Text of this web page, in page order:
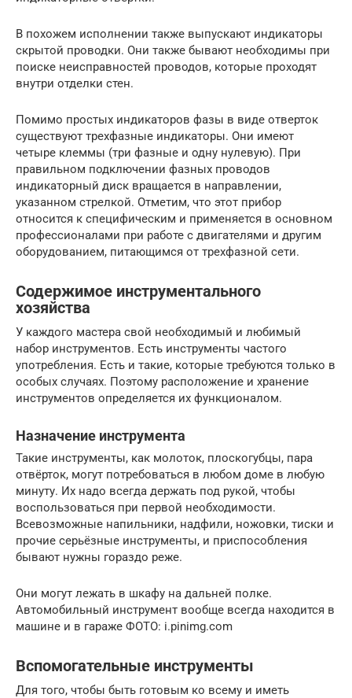
В похожем исполнении также выпускают индикаторы
скрытой проводки. Они также бывают необходимы при
поиске неисправностей проводов, которые проходят
внутри отделки стен.
Помимо простых индикаторов фазы в виде отверток
существуют трехфазные индикаторы. Они имеют
четыре клеммы (три фазные и одну нулевую). При
правильном подключении фазных проводов
индикаторный диск вращается в направлении,
указанном стрелкой. Отметим, что этот прибор
относится к специфическим и применяется в основном
профессионалами при работе с двигателями и другим
оборудованием, питающимся от трехфазной сети.
Содержимое инструментального
хозяйства
У каждого мастера свой необходимый и любимый
набор инструментов. Есть инструменты частого
употребления. Есть и такие, которые требуются только в
особых случаях. Поэтому расположение и хранение
инструментов определяется их функционалом.
Назначение инструмента
Такие инструменты, как молоток, плоскогубцы, пара
отвёрток, могут потребоваться в любом доме в любую
минуту. Их надо всегда держать под рукой, чтобы
воспользоваться при первой необходимости.
Всевозможные напильники, надфили, ножовки, тиски и
прочие серьёзные инструменты, и приспособления
бывают нужны гораздо реже.
Они могут лежать в шкафу на дальней полке.
Автомобильный инструмент вообще всегда находится в
машине и в гараже ФОТО: i.pinimg.com
Вспомогательные инструменты
Для того, чтобы быть готовым ко всему и иметь